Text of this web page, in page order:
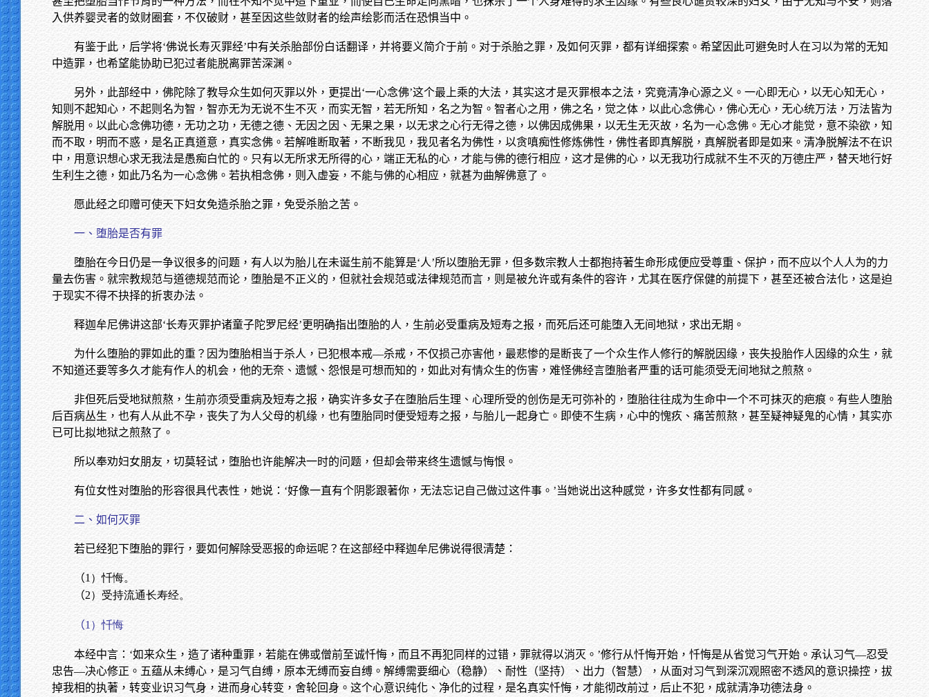
入供养婴灵者的敛财圈套，不仅破财，甚至因这些敛财者的绘声绘影而活在恐惧当中。
有鉴于此，后学将‘佛说长寿灭罪经’中有关杀胎部份白话翻译，并将要义简介于前。对于杀胎之罪，及如何灭罪，都有详细探索。希望因此可避免时人在习以为常的无知
中造罪，也希望能协助已犯过者能脱离罪苦深渊。
另外，此部经中，佛陀除了教导众生如何灭罪以外，更提出‘一心念佛’这个最上乘的大法，其实这才是灭罪根本之法，究竟清净心源之义。一心即无心，以无心知无心，
知则不起知心，不起则名为智，智亦无为无说不生不灭，而实无智，若无所知，名之为智。智者心之用，佛之名，觉之体，以此心念佛心，佛心无心，无心统万法，万法皆为
解脱用。以此心念佛功德，无功之功，无德之德、无因之因、无果之果，以无求之心行无得之德，以佛因成佛果，以无生无灭故，名为一心念佛。无心才能觉，意不染欲，知
而不取，明而不惑，是名正真道意，真实念佛。若解唯断取著，不断我见，我见者名为佛性，以贪嗔痴性修炼佛性，佛性者即真解脱，真解脱者即是如来。清净脱解法不在识
中，用意识想心求无我法是愚痴白忙的。只有以无所求无所得的心，端正无私的心，才能与佛的德行相应，这才是佛的心，以无我功行成就不生不灭的万德庄严，替天地行好
生利生之德，如此乃名为一心念佛。若执相念佛，则入虚妄，不能与佛的心相应，就甚为曲解佛意了。
愿此经之印赠可使天下妇女免造杀胎之罪，免受杀胎之苦。
一、堕胎是否有罪
堕胎在今日仍是一争议很多的问题，有人以为胎儿在未诞生前不能算是‘人’所以堕胎无罪，但多数宗教人士都抱持著生命形成便应受尊重、保护，而不应以个人人为的力
量去伤害。就宗教规范与道德规范而论，堕胎是不正义的，但就社会规范或法律规范而言，则是被允许或有条件的容许，尤其在医疗保健的前提下，甚至还被合法化，这是迫
于现实不得不抉择的折衷办法。
释迦牟尼佛讲这部‘长寿灭罪护诸童子陀罗尼经’更明确指出堕胎的人，生前必受重病及短寿之报，而死后还可能堕入无间地狱，求出无期。
为什么堕胎的罪如此的重？因为堕胎相当于杀人，已犯根本戒—杀戒，不仅损己亦害他，最悲惨的是断丧了一个众生作人修行的解脱因缘，丧失投胎作人因缘的众生，就
不知道还要等多久才能有作人的机会，他的无奈、遗憾、怨恨是可想而知的，如此对有情众生的伤害，难怪佛经言堕胎者严重的话可能须受无间地狱之煎熬。
非但死后受地狱煎熬，生前亦须受重病及短寿之报，确实许多女子在堕胎后生理、心理所受的创伤是无可弥补的，堕胎往往成为生命中一个不可抹灭的疤痕。有些人堕胎
后百病丛生，也有人从此不孕，丧失了为人父母的机缘，也有堕胎同时便受短寿之报，与胎儿一起身亡。即使不生病，心中的愧疚、痛苦煎熬，甚至疑神疑鬼的心情，其实亦
已可比拟地狱之煎熬了。
所以奉劝妇女朋友，切莫轻试，堕胎也许能解决一时的问题，但却会带来终生遗憾与悔恨。
有位女性对堕胎的形容很具代表性，她说：‘好像一直有个阴影跟著你，无法忘记自己做过这件事。’当她说出这种感觉，许多女性都有同感。
二、如何灭罪
若已经犯下堕胎的罪行，要如何解除受恶报的命运呢？在这部经中释迦牟尼佛说得很清楚：
（1）忏悔。
（2）受持流通长寿经。
（1）忏悔
本经中言：‘如来众生，造了诸种重罪，若能在佛或僧前至诚忏悔，而且不再犯同样的过错，罪就得以消灭。’修行从忏悔开始，忏悔是从省觉习气开始。承认习气—忍受
忠告—决心修正。五蕴从未缚心，是习气自缚，原本无缚而妄自缚。解缚需要细心（稳静）、耐性（坚持）、出力（智慧），从面对习气到深沉观照密不透风的意识操控，拔
掉我相的执著，转变业识习气身，进而身心转变，舍轮回身。这个心意识纯化、净化的过程，是名真实忏悔，才能彻改前过，后止不犯，成就清净功德法身。